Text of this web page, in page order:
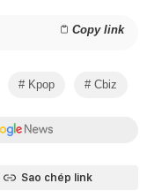
Copy link
Kpop Cbiz
Sao chép link